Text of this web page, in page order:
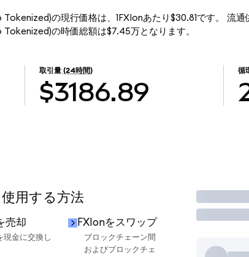
の現行価格は、1FXIonあたり$30.81です。 流通
の時価総額は$7.45万となります。
取引量 (24時間)
$3186.89
循
用する方法
売却
現金に交換し
FXIonをスワップ
ブロックチェーン間
およびブロックチェ
取引